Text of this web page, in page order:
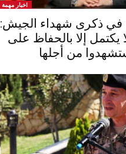
اخبار مهمة
في ذكرى شهداء الجيش:
يكتمل إلا بالحفاظ على
من أجلها